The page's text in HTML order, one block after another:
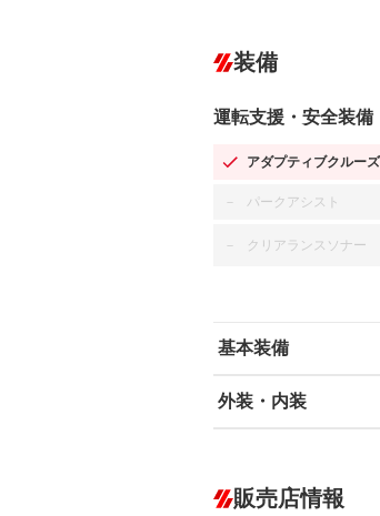
装備
運転支援・安全装備
アダプティブクルー
－ パークアシスト
－ クリアランスソナー
基本装備
エアバッグ：運転席/
－ ダウンヒルアシストコ
外装・内装
オーディオ：CDまた
販売店情報